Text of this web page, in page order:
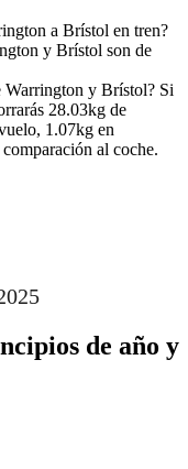
a Brístol en tren?
y Brístol son de
Warrington y Brístol? Si
28.03kg de
1.07kg en
al coche.
de año y